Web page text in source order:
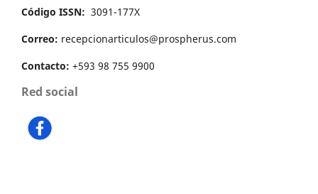
Código ISSN: 3091-177X
Correo: recepcionarticulos@prospherus.com
Contacto: +593 98 755 9900
Red social